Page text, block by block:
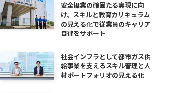
安全操業の確固たる実現に向
け、スキルと教育カリキュラム
の見える化で従業員のキャリア
自律をサポート
社会インフラとして都市ガス供
給事業を支えるスキル管理と人
材ポートフォリオの見える化